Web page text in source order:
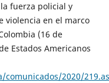
fuerza policial y
violencia en el marco
(16 de
Estados Americanos
2020/